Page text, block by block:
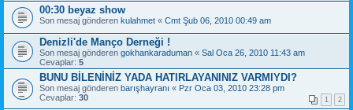
00:30 beyaz show
Son mesaj gönderen kulahmet « Cmt Şub 06, 2010 00:49 am
Denizli'de Manço Derneği !
Son mesaj gönderen gokhankaraduman « Sal Oca 26, 2010 11:43 am
Cevaplar: 5
BUNU BİLENİNİZ YADA HATIRLAYANINIZ VARMIYDI?
Son mesaj gönderen barışhayranı « Pzr Oca 03, 2010 23:28 pm
Cevaplar: 30 1 2